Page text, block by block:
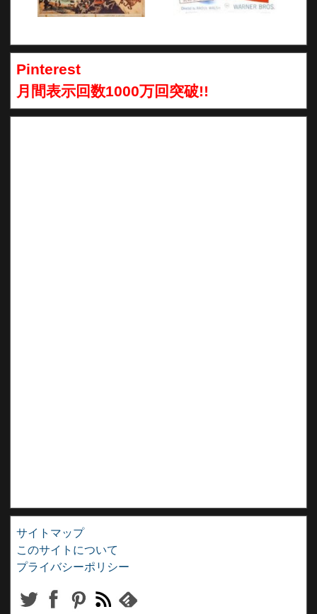
Pinterest
月間表示回数1000万回突破!!
サイトマップ
このサイトについて
プライバシーポリシー